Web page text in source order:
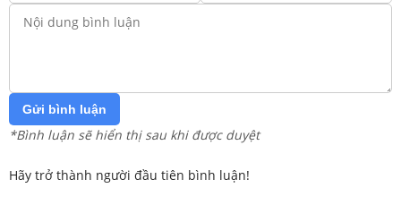
Gửi bình luận
*Bình luận sẽ hiển thị sau khi được duyệt
Hãy trở thành người đầu tiên bình luận!